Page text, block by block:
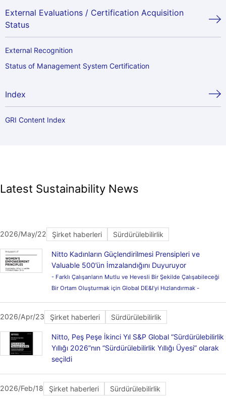
External Evaluations / Certification Acquisition
Status
External Recognition
Status of Management System Certification
Index
GRI Content Index
Latest Sustainability News
2026/May/22 Şirket haberleri Sürdürülebilirlik
Nitto Kadınların Güçlendirilmesi Prensipleri ve
Valuable 500’ün İmzalandığını Duyuruyor
- Farklı Çalışanların Mutlu ve Hevesli Bir Şekilde Çalışabileceği
Bir Ortam Oluşturmak için Global DE&I’yi Hızlandırmak -
2026/Apr/23 Şirket haberleri Sürdürülebilirlik
Nitto, Peş Peşe İkinci Yıl S&P Global “Sürdürülebilirlik
Yıllığı 2026”nın “Sürdürülebilirlik Yıllığı Üyesi” olarak
seçildi
2026/Feb/18 Şirket haberleri Sürdürülebilirlik